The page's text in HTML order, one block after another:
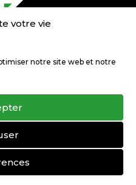
votre vie
notre site web et notre
nous ?
légales
LA FORÊT
droits réservés.